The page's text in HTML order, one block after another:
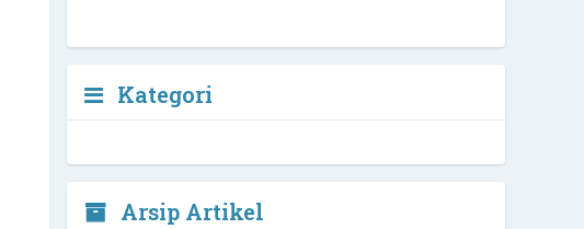
Kategori
Arsip Artikel